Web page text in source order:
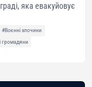
яка евакуйовує
#Воєнні злочини
громадяни